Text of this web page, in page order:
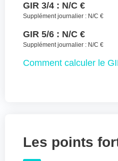
GIR 3/4 : N/C €
Supplément journalier : N/C €
GIR 5/6 : N/C €
Supplément journalier : N/C €
Comment calculer le
Les points